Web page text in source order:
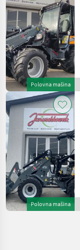
Polovna mašina
Polovna mašina